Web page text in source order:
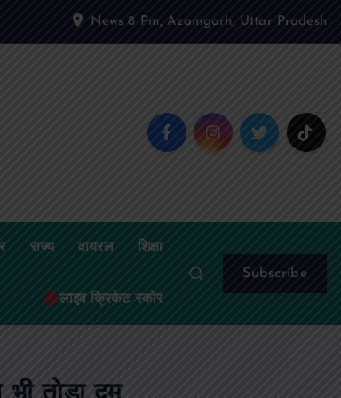
News 8 Pm, Azamgarh, Uttar Pradesh
राज्य वायरल शिक्षा
लाइव क्रिकेट स्कोर
Subscribe